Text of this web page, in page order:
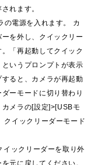
れます。
電源を入れます。 カ
ーを外し、クイックリー
「再起動してクイック
というプロンプトが表示
ると、カメラが再起動
ーモードに切り替わり
カメラの[設定]>[USBモ
クイックリーダーモード
イックリーダーを取り外
元に戻してください。